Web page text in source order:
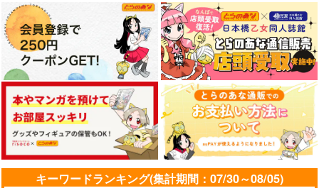
エンドロールは地獄まで 2 嘘つきなキスで今日もバイバイ
好きとおかえり 25時、赤坂で 6
アイドルマスター SideM
悲劇の元凶となる最強外道ラ
スボス女王は民の為に尽くし
ます。Season2
キーワードランキング(集計期間：07/30～08/05)